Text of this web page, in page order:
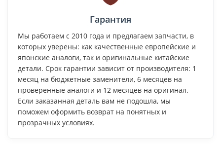
Гарантия
Мы работаем с 2010 года и предлагаем запчасти, в
которых уверены: как качественные европейские и
японские аналоги, так и оригинальные китайские
детали. Срок гарантии зависит от производителя: 1
месяц на бюджетные заменители, 6 месяцев на
проверенные аналоги и 12 месяцев на оригинал.
Если заказанная деталь вам не подошла, мы
поможем оформить возврат на понятных и
прозрачных условиях.